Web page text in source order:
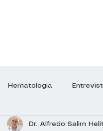
Hematologia
Neurologia
Dr. Alfredo Salim